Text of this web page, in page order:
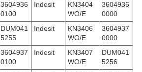
3604936
0100
Indesit
KN3404
WO/E
3604936
0000
DUM041
5255
Indesit
KN3406
WO/E
3604937
0000
3604937
0100
Indesit
KN3407
WO/E
DUM041
5256